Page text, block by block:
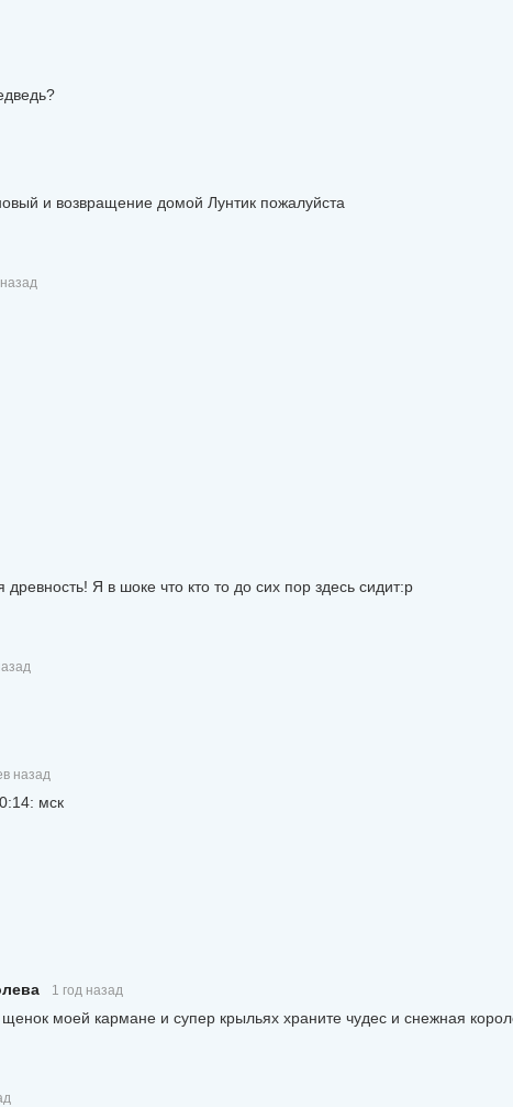
и возвращение домой Лунтик пожалуйста
древность! Я в шоке что кто то до сих пор здесь сидит:р
назад
мск
1 год назад
моей кармане и супер крыльях храните чудес и снежная